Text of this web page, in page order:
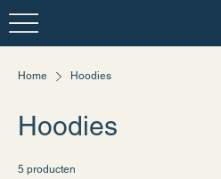
Home Hoodies
Hoodies
5 producten